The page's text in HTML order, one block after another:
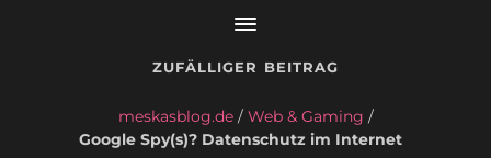
ZUFÄLLIGER BEITRAG
meskasblog.de/ Web & Gaming /
Google Spy(s)? Datenschutz im Internet